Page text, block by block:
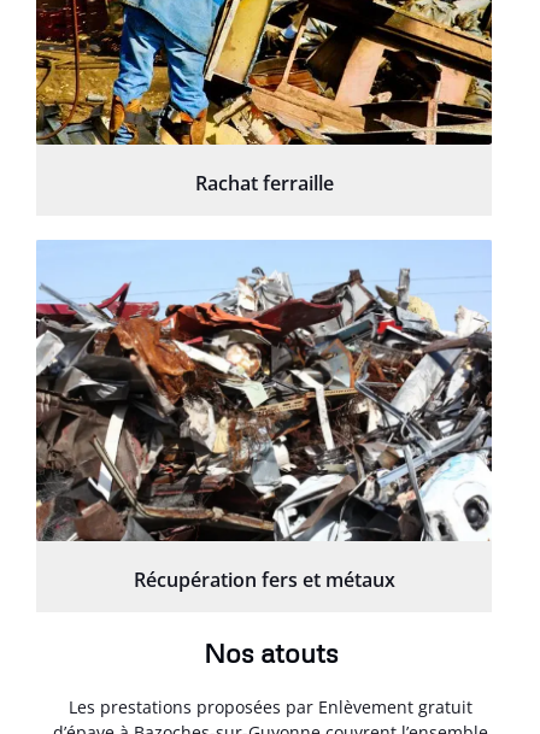
Rachat ferraille
Récupération fers et métaux
Nos atouts
Les prestations proposées par Enlèvement gratuit